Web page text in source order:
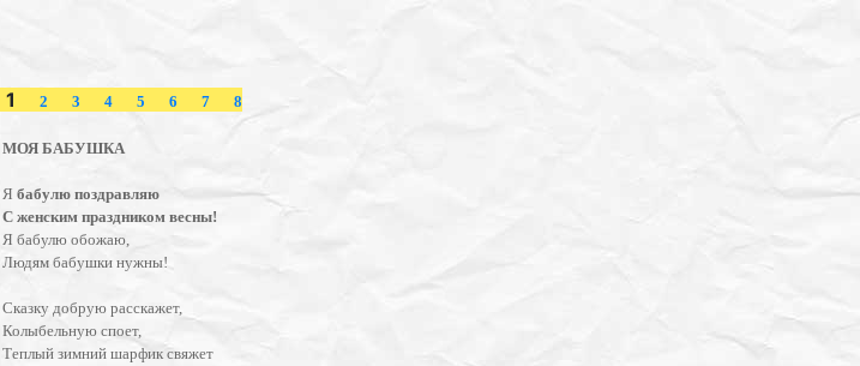
1 2 3 4 5 6 7 8
МОЯ БАБУШКА
Я бабулю поздравляю
С женским праздником весны!
Я бабулю обожаю,
Людям бабушки нужны!
Сказку добрую расскажет,
Колыбельную споет,
Теплый зимний шарфик свяжет